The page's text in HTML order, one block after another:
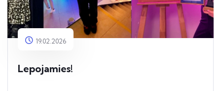
19.02.2026
Lepojamies!